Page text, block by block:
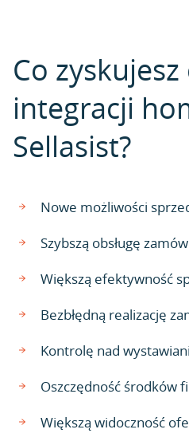
Co
integracji
Sellasist?
Nowe możliwości
Szybszą obsługę
Większą efektywność
Bezbłędną realizację
Kontrolę nad
Oszczędność środków
Większą widoczność